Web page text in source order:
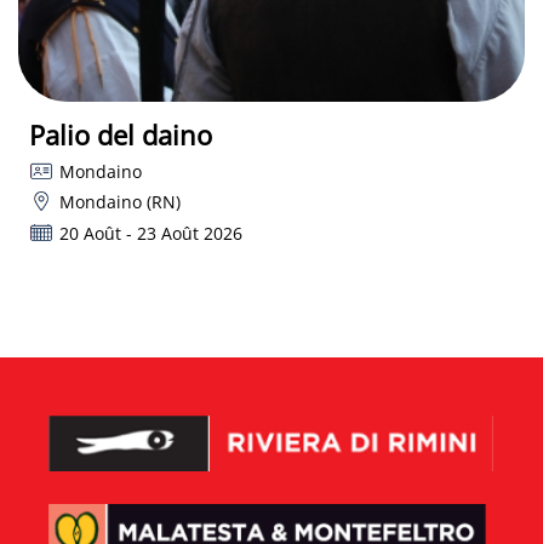
Palio del daino
Mondaino
Mondaino (RN)
20 Août - 23 Août 2026